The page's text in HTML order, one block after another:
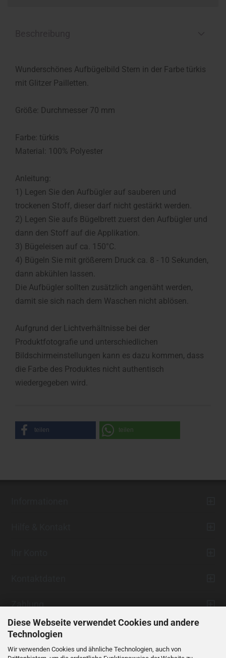
Diese Webseite verwendet Cookies und andere
Technologien
Wir verwenden Cookies und ähnliche Technologien, auch von
Wunderschönes Aufbügelbild Stern in der Farbe türkis
mit Glitzer Pailletten.
Größe: Durchmesser 70 mm
Farbe: türkis
Material: 100% Polyester
Anleitung:
1) Legen Sie den Aufbügler auf sauberen und
trockenen Stoff, dieser darf nicht gestärkt werden.
2) Legen Sie aufs Bügelbrett zuerst den Aufbügler und
dann den Stoff auf die Applikation.
3) Bügeleisen auf ca. 150°C.
4) Bügeln Sie mit größerem Druck ca. 8 - 10 Sekunden,
dann abkühlen lassen.
Die Aufbügler sollten zusätzlich angenäht werden,
damit sie sich nach dem Waschen nicht ablösen.
Aufgrund der Lichtverhältnisse bei der
Produktfotografie und unterschiedlichen
Bildschirmeinstellungen kann es dazu kommen, dass
die Farbe des Produktes nicht authentisch
wiedergegeben wird.
teilen teilen
Zahlung